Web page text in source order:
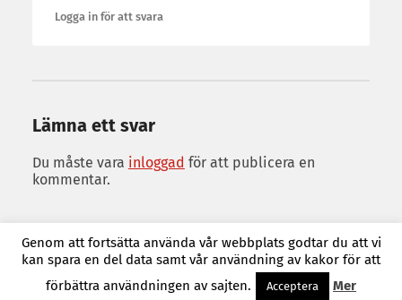
Logga in för att svara
Lämna ett svar
Du måste vara inloggad för att publicera en
kommentar.
. Tema avAnders Norén
Genom att fortsätta använda vår webbplats godtar du att vi
kan spara en del data samt vår användning av kakor för att
förbättra användningen av sajten.
Acceptera Mer